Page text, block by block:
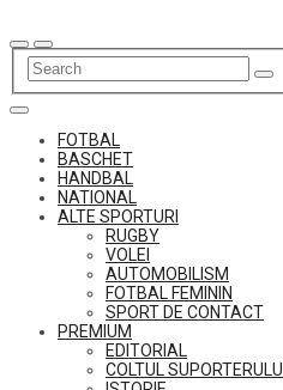
to
content
FOTBAL
BASCHET
HANDBAL
NATIONAL
ALTE SPORTURI
RUGBY
VOLEI
AUTOMOBILISM
FOTBAL FEMININ
SPORT DE CONTACT
PREMIUM
EDITORIAL
COLTUL SUPORTERULUI